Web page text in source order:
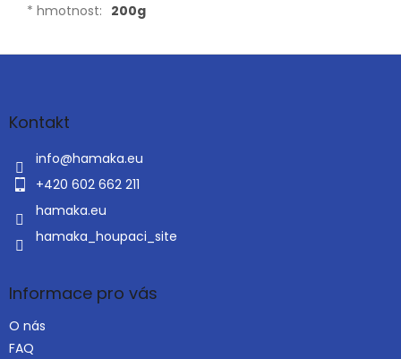
* hmotnost: 200g
Z
aKontakt
info@hamaka.eu
+420 602 662 211
hamaka.eu
hamaka_houpaci_site
Informace pro vás
O nás
FAQ